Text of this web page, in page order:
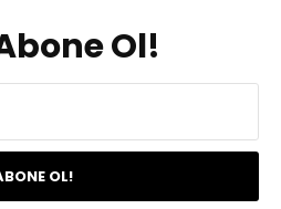
Ol!
OL!